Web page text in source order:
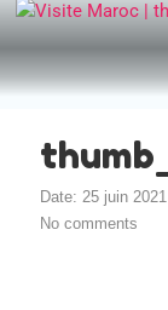
Date: 25 juin 2021
No comments